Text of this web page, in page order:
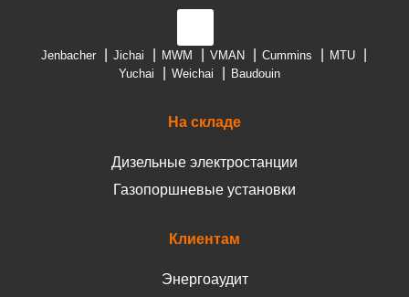
Jenbacher Jichai MWM VMAN Cummins
MTU
Yuchai
Weichai Baudouin
На складе
Дизельные электростанции
Газопоршневые установки
Клиентам
Энергоаудит